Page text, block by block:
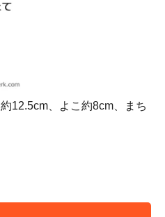
12.5cm、よこ約8cm、まち